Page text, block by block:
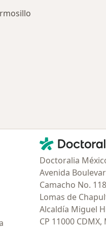
Contacto
Doctoralia - Página de
Doctoralia
Avenida
Camacho No.
Lomas de
Alcaldía Miguel
CP 11000 CDMX,